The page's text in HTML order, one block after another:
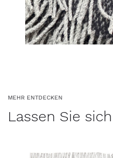
MEHR ENTDECKEN
Lassen Sie